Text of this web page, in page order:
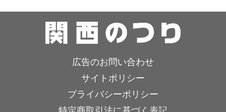
広告のお問い合わせ
サイトポリシー
プライバシーポリシー